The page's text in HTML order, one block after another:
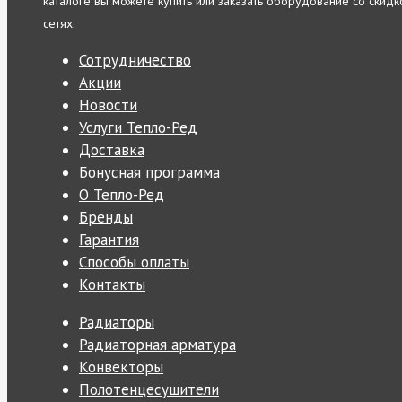
сетях.
Сотрудничество
Акции
Новости
Услуги Тепло-Ред
Доставка
Бонусная программа
О Тепло-Ред
Бренды
Гарантия
Способы оплаты
Контакты
Радиаторы
Радиаторная арматура
Конвекторы
Полотенцесушители